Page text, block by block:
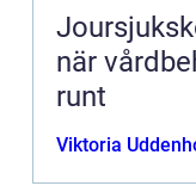
när
runt
Viktoria